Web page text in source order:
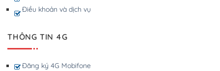
Điều khoản và dịch vụ
THÔNG TIN 4G
Đăng ký 4G Mobifone